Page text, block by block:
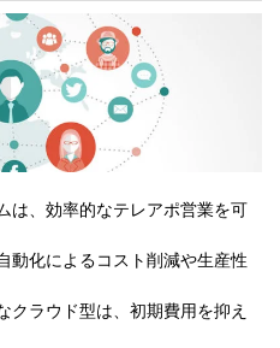
は、効率的なテレアポ営業を可
動化によるコスト削減や生産性
クラウド型は、初期費用を抑え